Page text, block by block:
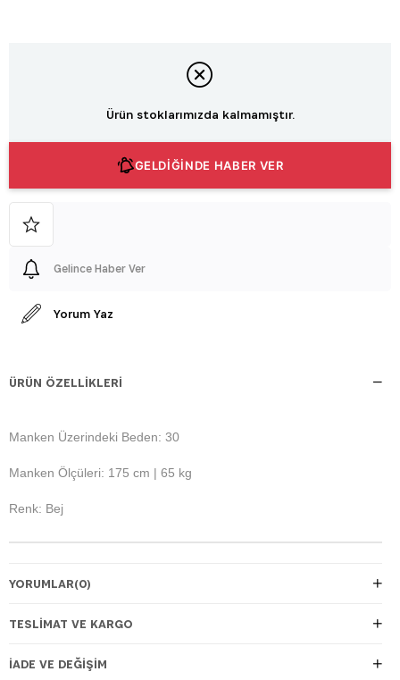
Ürün stoklarımızda kalmamıştır.
GELDİĞİNDE HABER VER
Gelince Haber Ver
Yorum Yaz
ÜRÜN ÖZELLIKLERI
Manken Üzerindeki Beden: 30
Manken Ölçüleri: 175 cm | 65 kg
Renk: Bej
YORUMLAR(0)
TESLIMAT VE KARGO
İADE VE DEĞIŞIM